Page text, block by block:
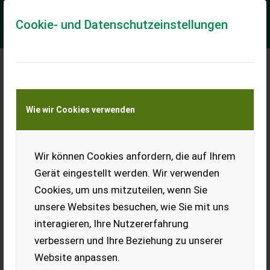
Cookie- und Datenschutzeinstellungen
Wie wir Cookies verwenden
Wir können Cookies anfordern, die auf Ihrem
Gerät eingestellt werden. Wir verwenden
Cookies, um uns mitzuteilen, wenn Sie
unsere Websites besuchen, wie Sie mit uns
interagieren, Ihre Nutzererfahrung
verbessern und Ihre Beziehung zu unserer
Website anpassen.
Meine Transportkostenanfrage
Transport von Land- und Baumaschinen –
KEINE Tiertransporte
Fendt 516 Vario
Ausstattung: - Fronthydraulik - Frontzapfwelle -
Druckluftbremse - 4 DW Steuergeräte im Heck -
Kabinenfederung - Kriechgang - druckloser Rücklauf ...
EUR 106.000 inkl. 20 % MwSt.